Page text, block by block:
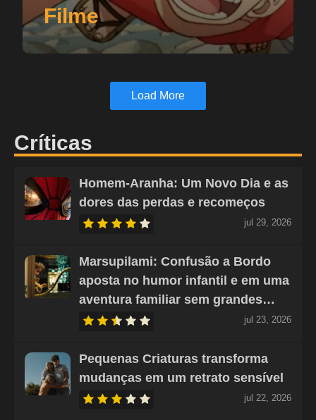
Filme
Load More
Críticas
Homem-Aranha: Um Novo Dia e as
dores das perdas e recomeços
jul 29, 2026
Marsupilami: Confusão a Bordo
aposta no humor infantil e em uma
aventura familiar sem grandes…
jul 23, 2026
Pequenas Criaturas transforma
mudanças em um retrato sensível
jul 22, 2026